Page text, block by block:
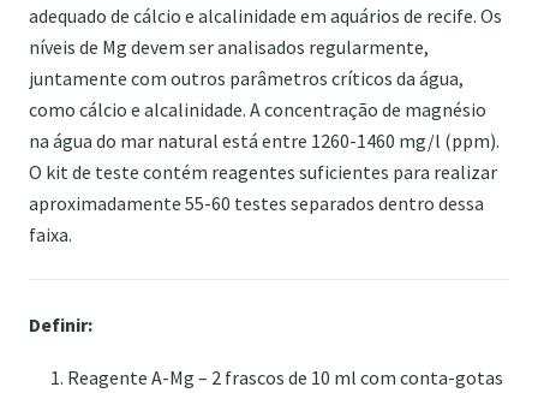
adequado de cálcio e alcalinidade em aquários de recife. Os
níveis de Mg devem ser analisados ​​regularmente,
juntamente com outros parâmetros críticos da água,
como cálcio e alcalinidade. A concentração de magnésio
na água do mar natural está entre 1260-1460 mg/l (ppm).
O kit de teste contém reagentes suficientes para realizar
aproximadamente 55-60 testes separados dentro dessa
faixa.
Definir:
Reagente A-Mg – 2 frascos de 10 ml com conta-gotas